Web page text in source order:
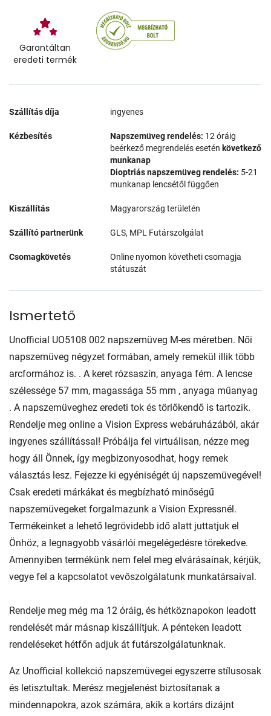
Garantáltan
eredeti termék
Szállítás díja ingyenes
Kézbesítés Napszemüveg rendelés: 12 óráig
beérkező megrendelés esetén következő
munkanap
Dioptriás napszemüveg rendelés: 5-21
munkanap lencsétől függően
Kiszállítás Magyarország területén
Szállító partnerünk GLS, MPL Futárszolgálat
Csomagkövetés
Online nyomon követheti csomagja
státuszát
Ismertető
Unofficial UO5108 002 napszemüveg M-es méretben. Női
napszemüveg négyzet formában, amely remekül illik több
arcformához is. . A keret rózsaszín, anyaga fém. A lencse
szélessége 57 mm, magassága 55 mm , anyaga műanyag
. A napszemüveghez eredeti tok és törlőkendő is tartozik.
Rendelje meg online a Vision Express webáruházából, akár
ingyenes szállítással! Próbálja fel virtuálisan, nézze meg
hogy áll Önnek, így megbizonyosodhat, hogy remek
választás lesz. Fejezze ki egyéniségét új napszemüvegével!
Csak eredeti márkákat és megbízható minőségű
napszemüvegeket forgalmazunk a Vision Expressnél.
Termékeinket a lehető legrövidebb idő alatt juttatjuk el
Önhöz, a legnagyobb vásárlói megelégedésre törekedve.
Amennyiben termékünk nem felel meg elvárásainak, kérjük,
vegye fel a kapcsolatot vevőszolgálatunk munkatársaival.
Rendelje meg még ma 12 óráig, és hétköznapokon leadott
rendelését már másnap kiszállítjuk. A pénteken leadott
rendeléseket hétfőn adjuk át futárszolgálatunknak.
Az Unofficial kollekció napszemüvegei egyszerre stílusosak
és letisztultak. Merész megjelenést biztosítanak a
mindennapokra, azok számára, akik a kortárs dizájnt